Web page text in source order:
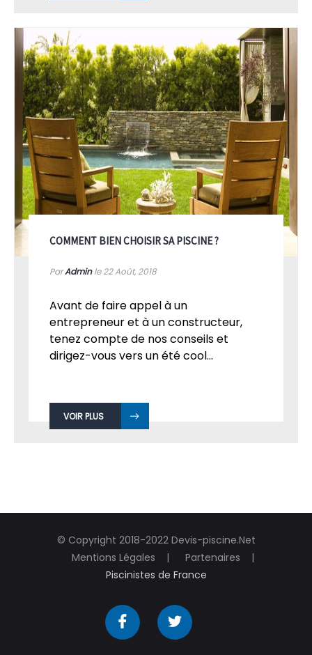
COMMENT BIEN CHOISIR SA PISCINE ?
ParAdminle 22Août, 2018
Avant de faire appel à un
entrepreneur et à un constructeur,
tenez compte de nos conseils et
dirigez-vous vers un été cool...
VOIR PLUS
© Copyright 2018-2022 Devis-piscine.Net
Mentions Légales
Partenaires
Piscinistes de France